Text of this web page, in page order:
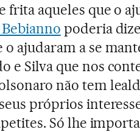
frita aqueles que o
poderia
o ajudaram a se
e Silva que nos
não tem
próprios
Só lhe